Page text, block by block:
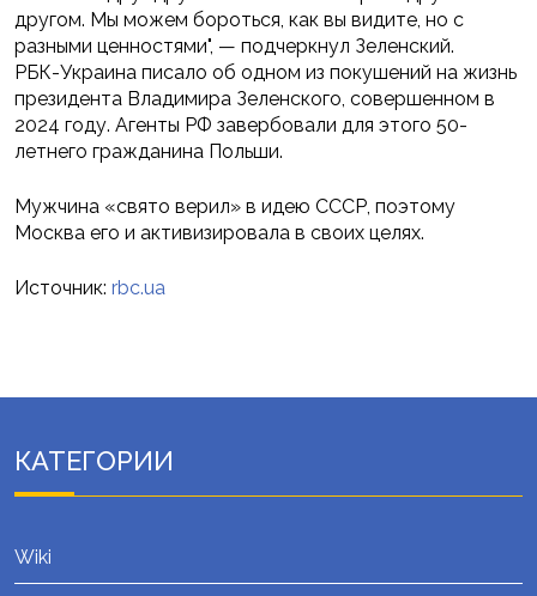
другом. Мы можем бороться, как вы видите, но с
разными ценностями", — подчеркнул Зеленский.
РБК-Украина писало об одном из покушений на жизнь
президента Владимира Зеленского, совершенном в
2024 году. Агенты РФ завербовали для этого 50-
летнего гражданина Польши.
Мужчина «свято верил» в идею СССР, поэтому
Москва его и активизировала в своих целях.
Источник: rbc.ua
КАТЕГОРИИ
Wiki